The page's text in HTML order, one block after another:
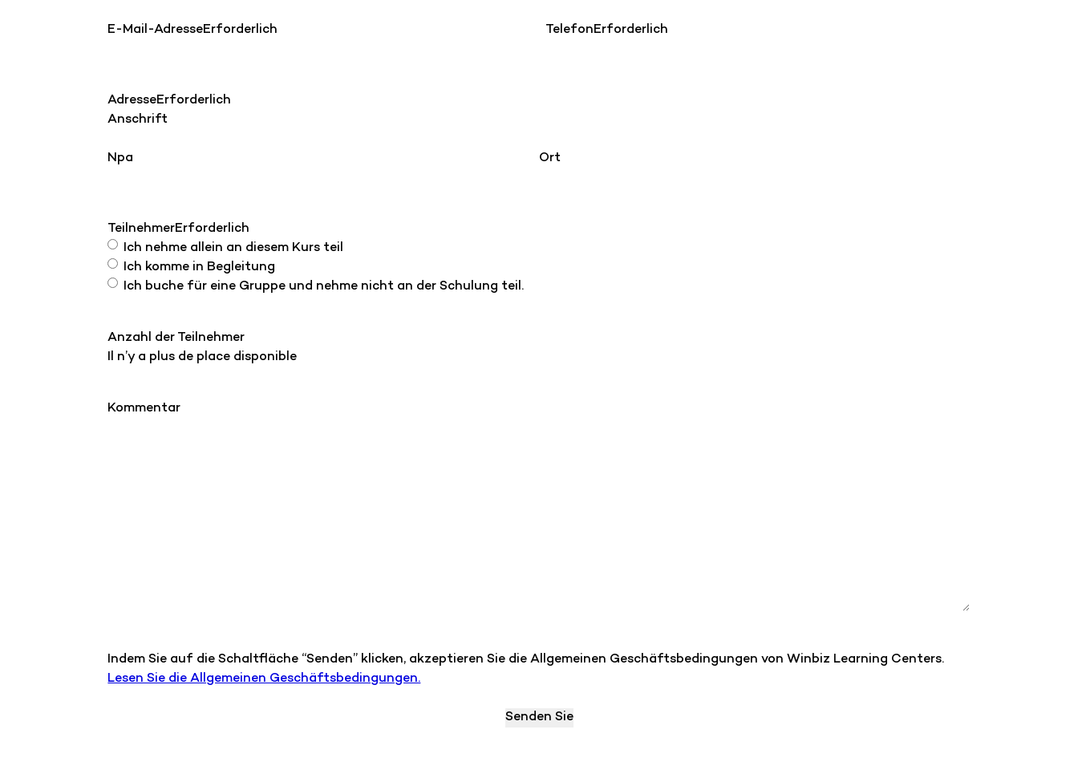
E-Mail-AdresseErforderlich TelefonErforderlich
AdresseErforderlich
Anschrift
Npa Ort
TeilnehmerErforderlich
Ich nehme allein an diesem Kurs teil
Ich komme in Begleitung
Ich buche für eine Gruppe und nehme nicht an der Schulung teil.
Anzahl der Teilnehmer
Il n’y a plus de place disponible
Kommentar
Indem Sie auf die Schaltfläche “Senden” klicken, akzeptieren Sie die Allgemeinen Geschäftsbedingungen von Winbiz Learning Centers.
Lesen Sie die Allgemeinen Geschäftsbedingungen.